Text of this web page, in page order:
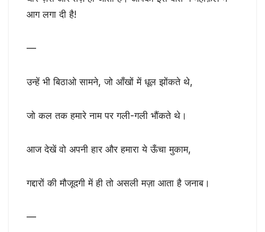
आग लगा दी है!
—
उन्हें भी बिठाओ सामने, जो आँखों में धूल झोंकते थे,
जो कल तक हमारे नाम पर गली-गली भौंकते थे।
आज देखें वो अपनी हार और हमारा ये ऊँचा मुकाम,
गद्दारों की मौजूदगी में ही तो असली मज़ा आता है जनाब।
—